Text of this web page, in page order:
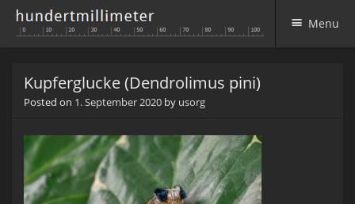
Menu
Kupferglucke (Dendrolimus pini)
Posted on 1. September 2020 by usorg